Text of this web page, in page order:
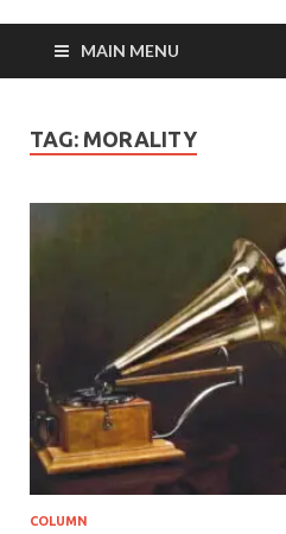
MAIN MENU
TAG: MORALITY
COLUMN